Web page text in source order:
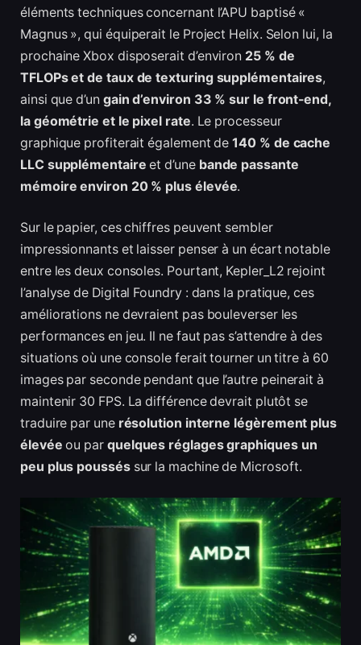
éléments techniques concernant l’APU baptisé «
Magnus », qui équiperait le Project Helix. Selon lui, la
prochaine Xbox disposerait d’environ 25 % de
TFLOPs et de taux de texturing supplémentaires,
ainsi que d’un gain d’environ 33 % sur le front-end,
la géométrie et le pixel rate. Le processeur
graphique profiterait également de140 % de cache
LLC supplémentaire et d’une bande passante
mémoire environ 20 % plus élevée.
Sur le papier, ces chiffres peuvent sembler
impressionnants et laisser penser à un écart notable
entre les deux consoles. Pourtant, Kepler_L2 rejoint
l’analyse de Digital Foundry : dans la pratique, ces
améliorations ne devraient pas bouleverser les
performances en jeu. Il ne faut pas s’attendre à des
situations où une console ferait tourner un titre à 60
images par seconde pendant que l’autre peinerait à
maintenir 30 FPS. La différence devrait plutôt se
traduire par une résolution interne légèrement plus
élevée ou par quelques réglages graphiques un
peu plus pousséssur la machine de Microsoft.